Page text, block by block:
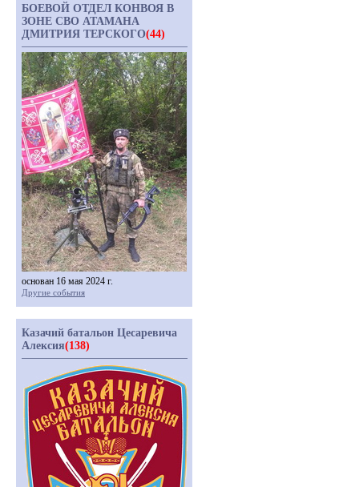
БОЕВОЙ ОТДЕЛ КОНВОЯ В
ЗОНЕ СВО АТАМАНА
ДМИТРИЯ ТЕРСКОГО(44)
основан 16 мая 2024 г.
Другие события
Казачий батальон Цесаревича
Алексия(138)